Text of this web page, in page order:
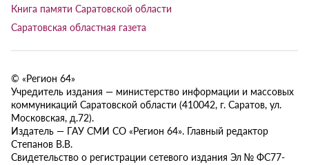
Книга памяти Саратовской области
Саратовская областная газета
© «Регион 64»
Учредитель издания — министерство информации и массовых
коммуникаций Саратовской области (410042, г. Саратов, ул.
Московская, д.72).
Издатель — ГАУ СМИ СО «Регион 64». Главный редактор
Степанов В.В.
Свидетельство о регистрации сетевого издания Эл № ФС77-